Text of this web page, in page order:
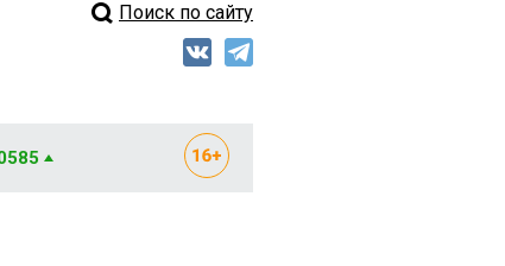
Поиск по сайту